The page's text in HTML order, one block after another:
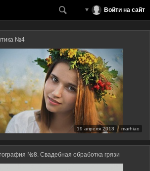
Войти на сайт
№4
19 апреля 2013 marhiao
№8. Свадебная обработка грязи